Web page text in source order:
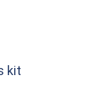
kit